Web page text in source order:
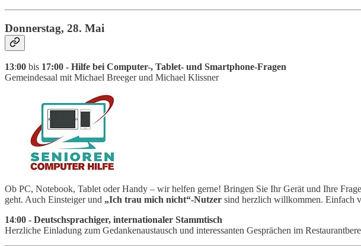
Donnerstag, 28. Mai
13:00 bis 17:00 - Hilfe bei Computer-, Tablet- und Smartphone-Fragen
Gemeindesaal mit Michael Breeger und Michael Klissner
Ob PC, Notebook, Tablet oder Handy – wir helfen gerne! Bringen Sie Ihr Gerät und Ihre
geht. Auch Einsteiger und „Ich trau mich nicht“-Nutzer sind herzlich willkommen. Einfach
14:00 - Deutschsprachiger, internationaler Stammtisch
Herzliche Einladung zum Gedankenaustausch und interessanten Gesprächen im